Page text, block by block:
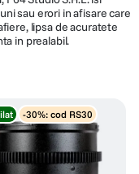
sau erori in afisare care
lipsa de acuratete
in prealabil.
-30%: cod RS30